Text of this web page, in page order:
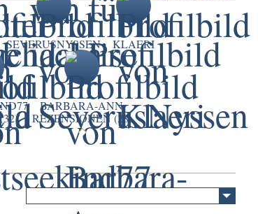
SEVERUSNYSSEN KLAERI
BARBARA-ANN
REZENSIONEN (28)